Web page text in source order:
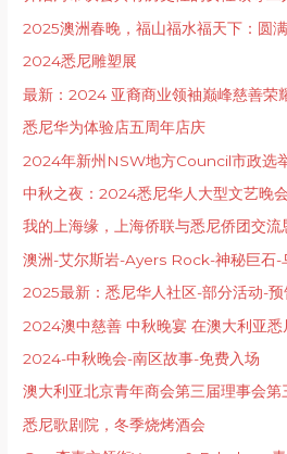
2025澳洲春晚，福山福水福天下：圆
2024悉尼雕塑展
最新：2024 亚裔商业领袖巅峰慈善荣
悉尼华为体验店五周年店庆
2024年新州NSW地方Council市政选
中秋之夜：2024悉尼华人大型文艺晚会
我的上海缘，上海侨联与悉尼侨团交流
澳洲-艾尔斯岩-Ayers Rock-神秘巨石-
2025最新：悉尼华人社区-部分活动-预
2024澳中慈善 中秋晚宴 在澳大利亚悉
2024-中秋晚会-南区故事-免费入场
澳大利亚北京青年商会第三届理事会第
悉尼歌剧院，冬季烧烤酒会